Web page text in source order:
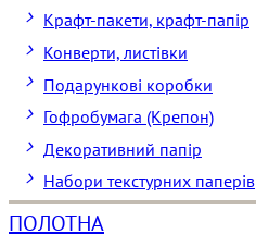
Крафт-пакети, крафт-папір
Конверти, листівки
Подарункові коробки
Гофробумага (Крепон)
Декоративний папір
Набори текстурних паперів
ПОЛОТНА